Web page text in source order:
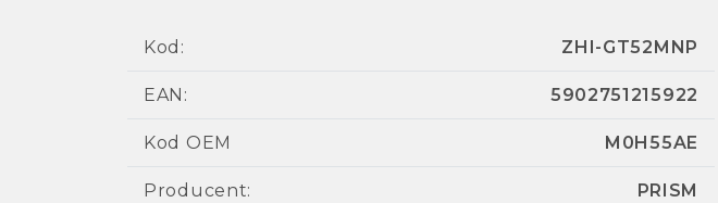
Kod: ZHI-GT52MNP
EAN: 5902751215922
Kod OEM M0H55AE
Producent: PRISM